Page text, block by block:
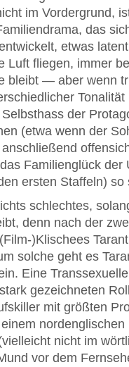
im Vordergrund,
das
etwas
Luft fliegen, immer
bleibt — aber wenn
der
(etwa wenn der
Familienglück der
ersten Staffeln)
schlechtes,
denn nach der
)Klischees
solche geht es
Eine
gezeichneten
mit größten
nicht im
vor dem